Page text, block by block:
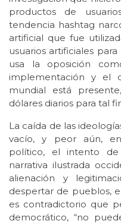
productos de
tendencia hashtag
artificial que fue
usuarios artificiales
usa la oposición
implementación y el
mundial está
dólares diarios para tal
La caída de las
vacío, y peor aún,
político, el intento
narrativa ilustrada
alienación y
despertar de pueblos,
es contradictorio que
democrático, “no